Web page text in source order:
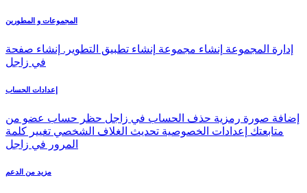
المجموعات و المطورين
إدارة المجموعة إنشاء مجموعة إنشاء تطبيق التطوير. إنشاء صفحة
في زاجل
إعدادات الحساب
إضافة صورة رمزية حذف الحساب في زاجل حظر حساب عضو من
متابعتك
إعدادات الخصوصية تحديث الغلاف الشخصي تغيير كلمة
المرور في زاجل
مزيد من الدعم